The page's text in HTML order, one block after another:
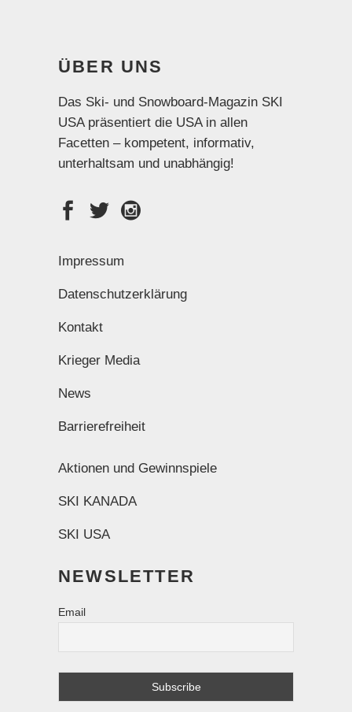
ÜBER UNS
Das Ski- und Snowboard-Magazin SKI
USA präsentiert die USA in allen
Facetten – kompetent, informativ,
unterhaltsam und unabhängig!
Impressum
Datenschutzerklärung
Kontakt
Krieger Media
News
Barrierefreiheit
Aktionen und Gewinnspiele
SKI KANADA
SKI USA
NEWSLETTER
Email